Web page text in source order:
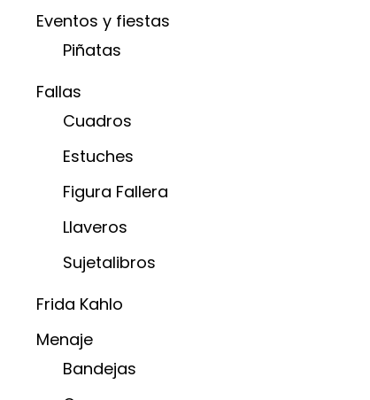
Eventos y fiestas
Piñatas
Fallas
Cuadros
Estuches
Figura Fallera
Llaveros
Sujetalibros
Frida Kahlo
Menaje
Bandejas